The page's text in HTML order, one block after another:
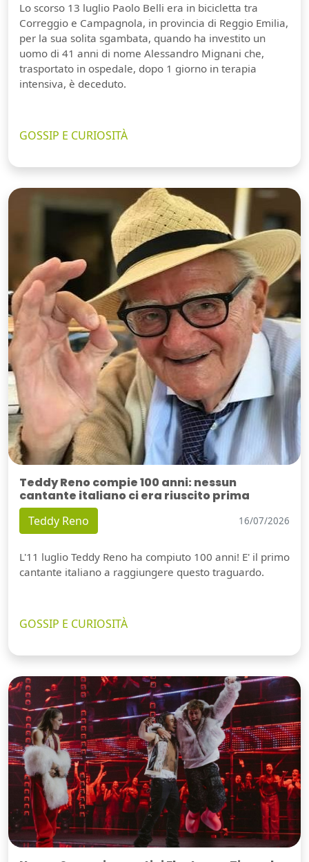
Lo scorso 13 luglio Paolo Belli era in bicicletta tra
Correggio e Campagnola, in provincia di Reggio Emilia,
per la sua solita sgambata, quando ha investito un
uomo di 41 anni di nome Alessandro Mignani che,
trasportato in ospedale, dopo 1 giorno in terapia
intensiva, è deceduto.
GOSSIP E CURIOSITÀ
Teddy Reno compie 100 anni: nessun
cantante italiano ci era riuscito prima
Teddy Reno 16/07/2026
L'11 luglio Teddy Reno ha compiuto 100 anni! E' il primo
cantante italiano a raggiungere questo traguardo.
GOSSIP E CURIOSITÀ